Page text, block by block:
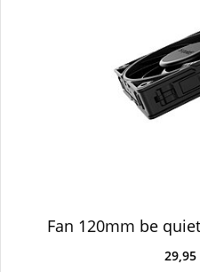
Fan 120mm be
29,95